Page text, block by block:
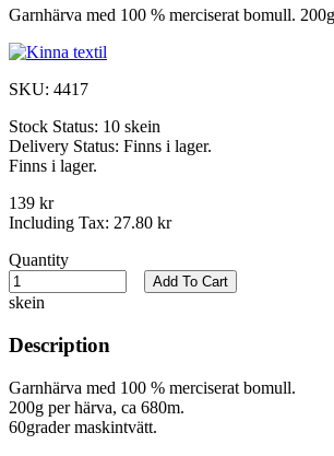
Garnhärva med 100 % merciserat bomull.
SKU: 4417
Stock Status: 10 skein
Delivery Status: Finns i lager.
Finns i lager.
139 kr
Including Tax: 27.80 kr
Quantity
skein
Add To Cart
Description
Garnhärva med 100 % merciserat bomull.
200g per härva, ca 680m.
60grader maskintvätt.